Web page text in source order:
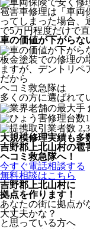
雹害車修理は「車両
ってしまった場合、
で5万円程度だけで直
車の価値が下がらな
板金塗装での修理の
ますが、デントリペ
だから
ヘコミ救急隊は
多くの方に選ばれて
大規模修理実績も多
吉野郡上北山村の雹
ヘコミ救急隊へ！
今すぐ電話相談する
無料相談はこちら
吉野郡上北山村に
拠点を作ります！
あなたの街に拠点が
大丈夫かな？
と思っている方へ